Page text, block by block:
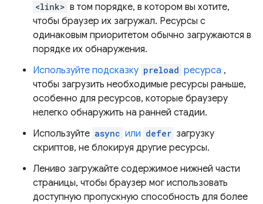
<link> в том порядке, в котором вы хотите,
чтобы браузер их загружал. Ресурсы с
одинаковым приоритетом обычно загружаются в
порядке их обнаружения.
Используйте подсказку preload ресурса ,
чтобы загрузить необходимые ресурсы раньше,
особенно для ресурсов, которые браузеру
нелегко обнаружить на ранней стадии.
Используйте async или defer загрузку
скриптов, не блокируя другие ресурсы.
Лениво загружайте содержимое нижней части
страницы, чтобы браузер мог использовать
доступную пропускную способность для более